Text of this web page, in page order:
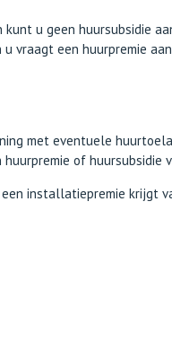
u geen huursubsidie
vraagt een huurpremie
met eventuele
of huursubsidie
installatiepremie krijgt